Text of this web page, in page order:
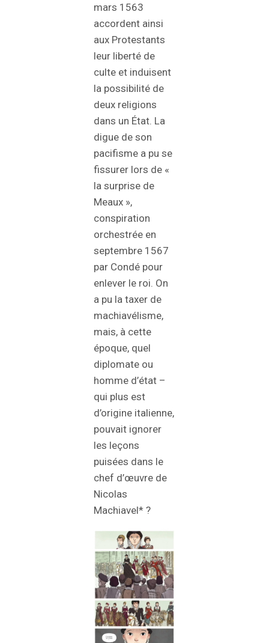
mars 1563
accordent ainsi
aux Protestants
leur liberté de
culte et induisent
la possibilité de
deux religions
dans un État. La
digue de son
pacifisme a pu se
fissurer lors de «
la surprise de
Meaux »,
conspiration
orchestrée en
septembre 1567
par Condé pour
enlever le roi. On
a pu la taxer de
machiavélisme,
mais, à cette
époque, quel
diplomate ou
homme d’état –
qui plus est
d’origine italienne,
pouvait ignorer
les leçons
puisées dans le
chef d’œuvre de
Nicolas
Machiavel* ?